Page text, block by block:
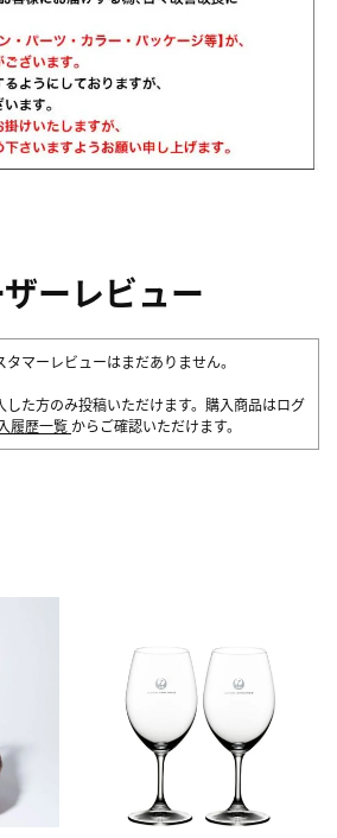
ーレビュー
マーレビューはまだありません。
した方のみ投稿いただけます。購入商品はログ
履歴一覧 からご確認いただけます。